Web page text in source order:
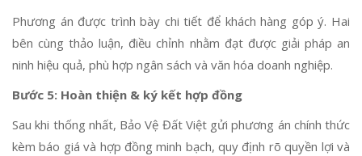
Phương án được trình bày chi tiết để khách hàng góp ý. Hai
bên cùng thảo luận, điều chỉnh nhằm đạt được giải pháp an
ninh hiệu quả, phù hợp ngân sách và văn hóa doanh nghiệp.
Bước 5: Hoàn thiện & ký kết hợp đồng
Sau khi thống nhất, Bảo Vệ Đất Việt gửi phương án chính thức
kèm báo giá và hợp đồng minh bạch, quy định rõ quyền lợi và